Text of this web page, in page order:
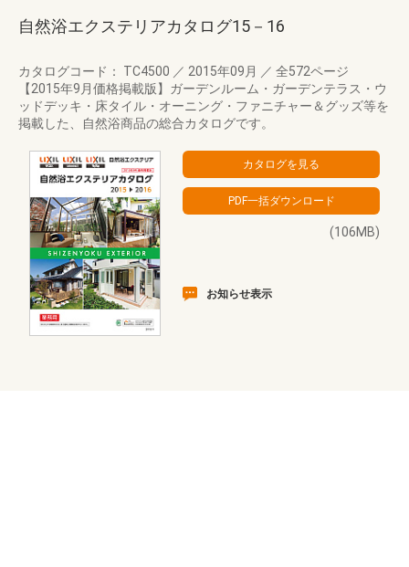
自然浴エクステリアカタログ15－16
カタログコード： TC4500 ／ 2015年09月 ／ 全572ページ
【2015年9月価格掲載版】ガーデンルーム・ガーデンテラス・ウ
ッドデッキ・床タイル・オーニング・ファニチャー＆グッズ等を
掲載した、自然浴商品の総合カタログです。
(106MB)
お知らせ表示